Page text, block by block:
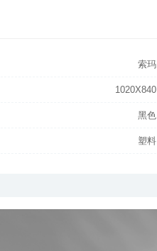
索玛
1020X840
黑色
塑料